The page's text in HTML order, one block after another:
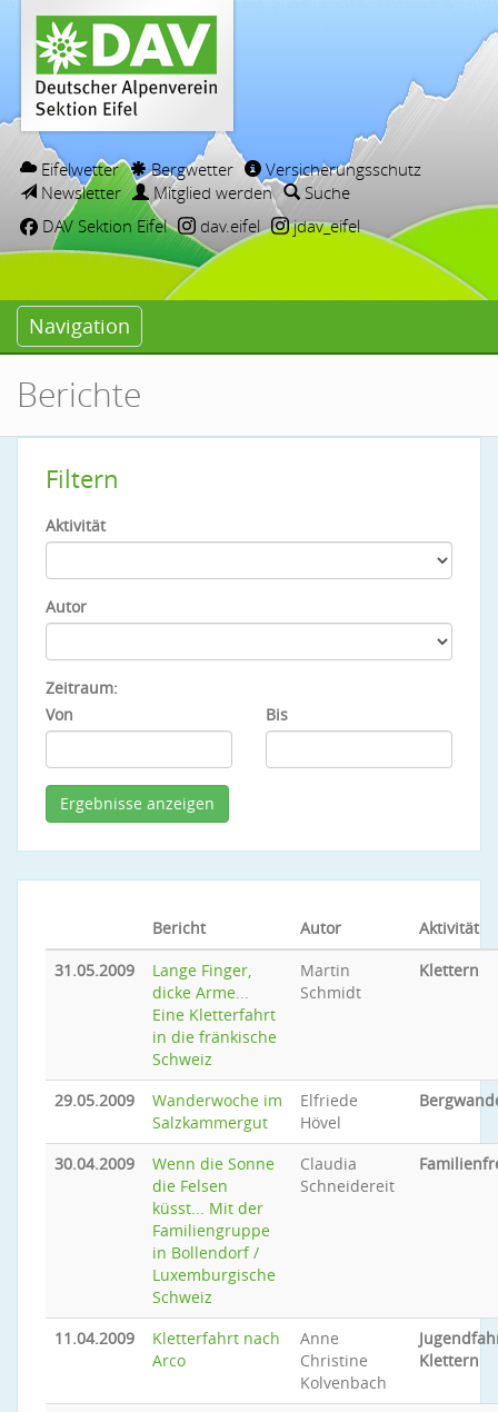
Eifelwetter Bergwetter
Versicherungsschutz
Newsletter
Mitglied werden
Suche
DAV Sektion Eifel
dav.eifel jdav_eifel
Navigation
Berichte
Filtern
Aktivität
Autor
Zeitraum:
Von
Bis
Bericht Autor
Aktivität
31.05.2009
Lange Finger,
dicke Arme...
Eine Kletterfahrt
in die fränkische
Schweiz
Martin
Schmidt
Klettern
29.05.2009
Wanderwoche im
Salzkammergut
Elfriede
Hövel
30.04.2009
Wenn die Sonne
die Felsen
küsst... Mit der
Familiengruppe
in Bollendorf /
Luxemburgische
Schweiz
Claudia
Schneidereit
11.04.2009
Kletterfahrt nach
Arco
Anne
Christine
Kolvenbach
Klettern